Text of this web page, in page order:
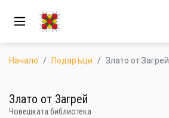
АБОНАМЕНТ
НОВИ ПРОДУКТИ
Начало Подаръци Злато от Загрей
Злато от Загрей
Човешката библиотека